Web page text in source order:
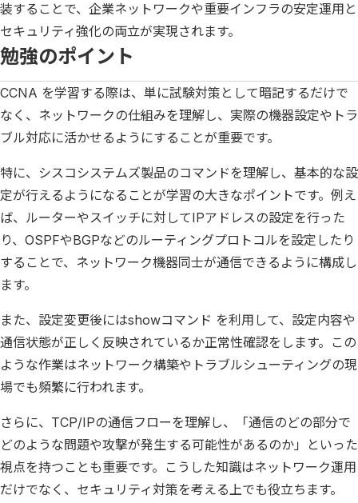
装することで、企業ネットワークや重要インフラの安定運用と
セキュリティ強化の両立が実現されます。
勉強のポイント
CCNA を学習する際は、単に試験対策として暗記するだけで
なく、ネットワークの仕組みを理解し、実際の機器設定やトラ
ブル対応に活かせるようにすることが重要です。
特に、シスコシステムズ製品のコマンドを理解し、基本的な設
定が行えるようになることが学習の大きなポイントです。例え
ば、ルーターやスイッチに対してIPアドレスの設定を行った
り、OSPFやBGPなどのルーティングプロトコルを設定したり
することで、ネットワーク機器同士が通信できるように構成し
ます。
また、設定変更後にはshowコマンド を利用して、設定内容や
通信状態が正しく反映されているか正常性確認をします。この
ような作業はネットワーク構築やトラブルシューティングの現
場でも頻繁に行われます。
さらに、TCP/IPの通信フローを理解し、「通信のどの部分で
どのような問題や攻撃が発生する可能性があるのか」といった
視点を持つことも重要です。こうした知識はネットワーク運用
だけでなく、セキュリティ対策を考える上でも役立ちます。